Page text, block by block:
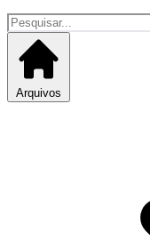
Arquivos